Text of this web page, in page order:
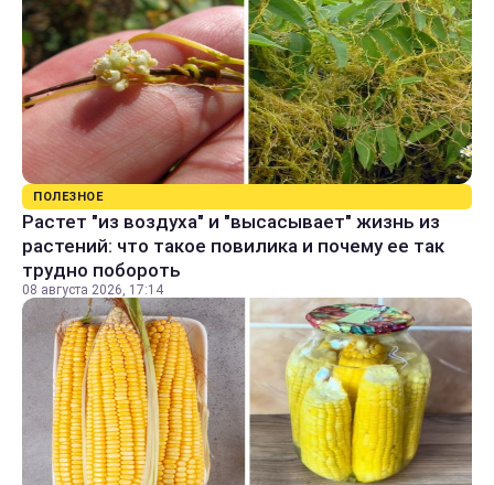
ПОЛЕЗНОЕ
Растет "из воздуха" и "высасывает" жизнь из
растений: что такое повилика и почему ее так
трудно побороть
08 августа 2026, 17:14